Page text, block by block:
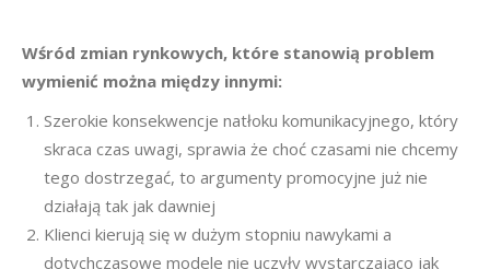
Wśród zmian rynkowych, które stanowią problem
wymienić można między innymi:
Szerokie konsekwencje natłoku komunikacyjnego, który
skraca czas uwagi, sprawia że choć czasami nie chcemy
tego dostrzegać, to argumenty promocyjne już nie
działają tak jak dawniej
Klienci kierują się w dużym stopniu nawykami a
dotychczasowe modele nie uczyły wystarczająco jak